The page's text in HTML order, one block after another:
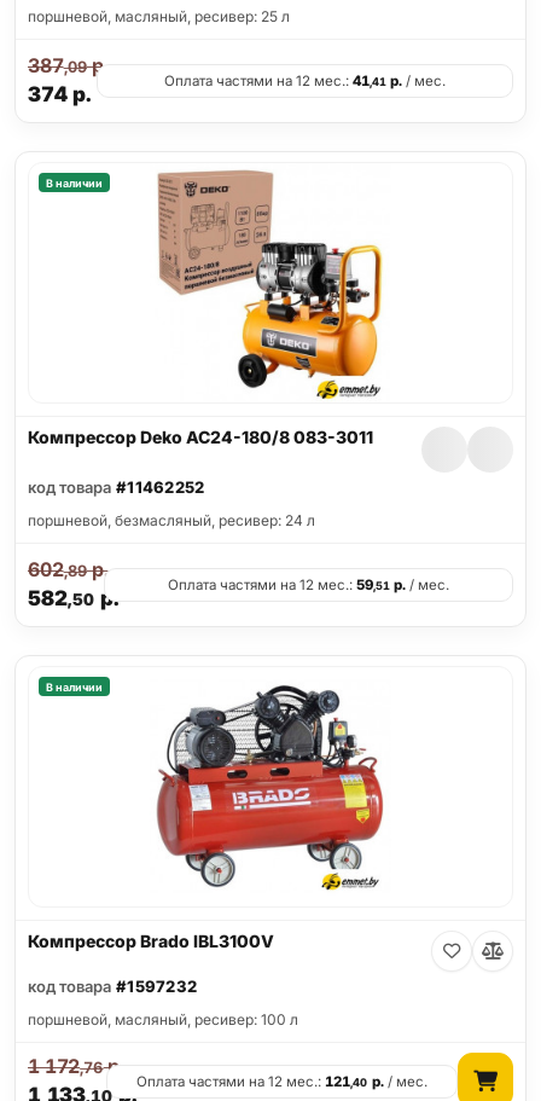
поршневой, масляный, ресивер: 25 л
374р.
387,09р.
Оплата частями на 12 мес.: 41,41р./ мес.
В наличии
Компрессор Deko AC24-180/8 083-3011
код товара #11462252
поршневой, безмасляный, ресивер: 24 л
582,50р.
602,89р.
Оплата частями на 12 мес.: 59,51 р. / мес.
В наличии
Компрессор Brado IBL3100V
код товара #1597232
поршневой, масляный, ресивер: 100 л
1 133,10 р.
1 172,76р.
Оплата частями на 12 мес.:121,40 р./ мес.